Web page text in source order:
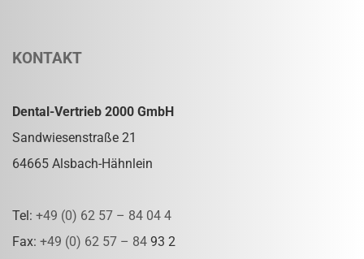
KONTAKT
Dental-Vertrieb 2000 GmbH
Sandwiesenstraße 21
64665 Alsbach-Hähnlein
Tel: +49 (0) 62 57 – 84 04 4
Fax: +49 (0) 62 57 – 84 93 2